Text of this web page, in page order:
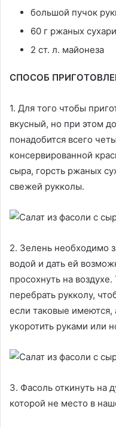
большой пучок
60 г ржаных
2 ст. л. майонеза
СПОСОБ
1. Для того чтобы
вкусный, но при этом
понадобится всего
консервированной
сыра, горсть ржаных
свежей рукколы.
2. Зелень необходимо
водой и дать ей
просохнуть на
перебрать рукколу,
если таковые имеются,
укоротить руками или
3. Фасоль откинуть на
которой не место в